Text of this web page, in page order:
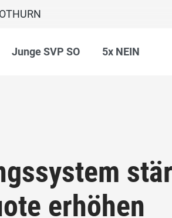
Junge SVP SO 5x NEIN
erhöhen